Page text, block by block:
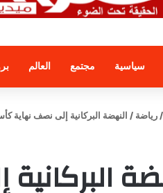
سياسية مجتمع العالم
/ رياضة / النهضة البركانية إلى نصف نهاية